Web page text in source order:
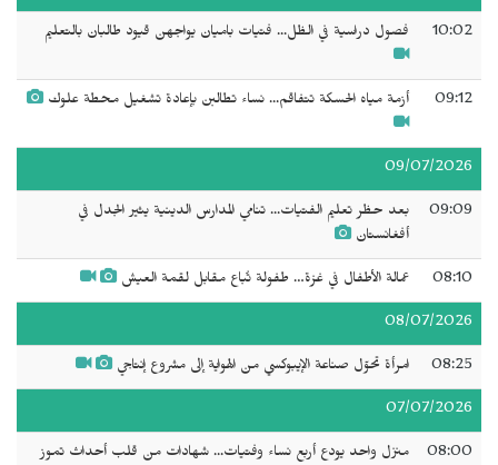
10:02 فصول دراسية في الظل... فتيات باميان يواجهن قيود طالبان بالتعليم
09:12 أزمة مياه الحسكة تتفاقم... نساء تطالبن بإعادة تشغيل محطة علوك
09/07/2026
09:09
بعد حظر تعليم الفتيات... تنامي المدارس الدينية يثير الجدل في
أفغانستان
08:10 عمالة الأطفال في غزة… طفولة تُباع مقابل لقمة العيش
08/07/2026
08:25 امرأة تحوّل صناعة الإيبوكسي من الهواية إلى مشروع إنتاجي
07/07/2026
08:00
منزل واحد يودع أربع نساء وفتيات... شهادات من قلب أحداث تموز